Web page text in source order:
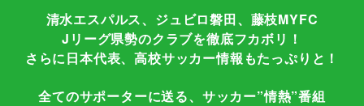
清水エスパルス、ジュビロ磐田、藤枝MYFC
Jリーグ県勢のクラブを徹底フカボリ！
さらに日本代表、高校サッカー情報もたっぷりと！
全てのサポーターに送る、サッカー”情熱”番組